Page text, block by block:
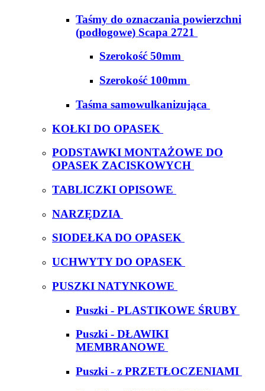
Taśmy do oznaczania powierzchni
(podłogowe) Scapa 2721
Szerokość 50mm
Szerokość 100mm
Taśma samowulkanizująca
KOŁKI DO OPASEK
PODSTAWKI MONTAŻOWE DO
OPASEK ZACISKOWYCH
TABLICZKI OPISOWE
NARZĘDZIA
SIODEŁKA DO OPASEK
UCHWYTY DO OPASEK
PUSZKI NATYNKOWE
Puszki - PLASTIKOWE ŚRUBY
Puszki - DŁAWIKI
MEMBRANOWE
Puszki - z PRZETŁOCZENIAMI